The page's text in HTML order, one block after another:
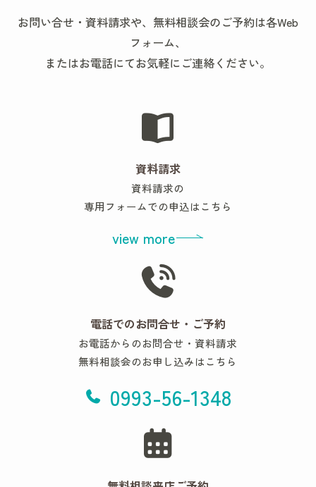
お問い合せ・資料請求や、無料相談会のご予約は各Web
フォーム、
またはお電話にてお気軽にご連絡ください。
資料請求
資料請求の
専用フォームでの申込はこちら
view more
電話でのお問合せ・ご予約
お電話からのお問合せ・資料請求
無料相談会のお申し込みはこちら
0993-56-1348